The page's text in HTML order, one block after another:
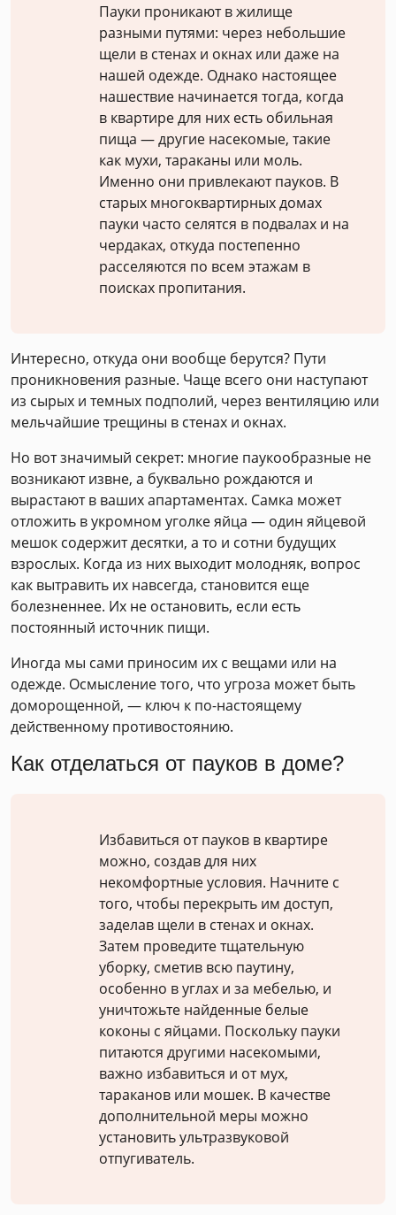
Пауки проникают в жилище
разными путями: через небольшие
щели в стенах и окнах или даже на
нашей одежде. Однако настоящее
нашествие начинается тогда, когда
в квартире для них есть обильная
пища — другие насекомые, такие
как мухи, тараканы или моль.
Именно они привлекают пауков. В
старых многоквартирных домах
пауки часто селятся в подвалах и на
чердаках, откуда постепенно
расселяются по всем этажам в
поисках пропитания.
Интересно, откуда они вообще берутся? Пути
проникновения разные. Чаще всего они наступают
из сырых и темных подполий, через вентиляцию или
мельчайшие трещины в стенах и окнах.
Но вот значимый секрет: многие паукообразные не
возникают извне, а буквально рождаются и
вырастают в ваших апартаментах. Самка может
отложить в укромном уголке яйца — один яйцевой
мешок содержит десятки, а то и сотни будущих
взрослых. Когда из них выходит молодняк, вопрос
как вытравить их навсегда, становится еще
болезненнее. Их не остановить, если есть
постоянный источник пищи.
Иногда мы сами приносим их с вещами или на
одежде. Осмысление того, что угроза может быть
доморощенной, — ключ к по-настоящему
действенному противостоянию.
Как отделаться от пауков в доме?
Избавиться от пауков в квартире
можно, создав для них
некомфортные условия. Начните с
того, чтобы перекрыть им доступ,
заделав щели в стенах и окнах.
Затем проведите тщательную
уборку, сметив всю паутину,
особенно в углах и за мебелью, и
уничтожьте найденные белые
коконы с яйцами. Поскольку пауки
питаются другими насекомыми,
важно избавиться и от мух,
тараканов или мошек. В качестве
дополнительной меры можно
установить ультразвуковой
отпугиватель.